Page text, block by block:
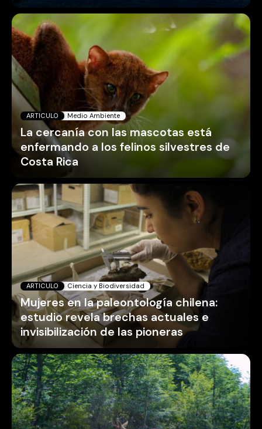
ARTICULO Medio Ambiente
La cercanía con las mascotas está
enfermando a los felinos silvestres de
Costa Rica
ARTICULO Ciencia y Biodiversidad
Mujeres en la paleontología chilena:
estudio revela brechas actuales e
invisibilización de las pioneras